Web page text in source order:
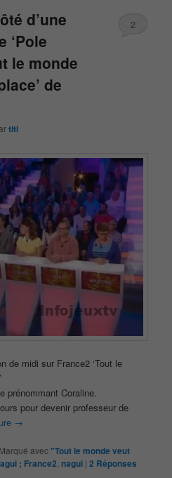
d’une
‘Pole
le monde
de
titi
2
de midi sur France2 ‘Tout le
prénommant Coraline.
pour devenir professeur de
→
Marqué avec"Tout le monde veut
; France2 nagui |2 Réponses